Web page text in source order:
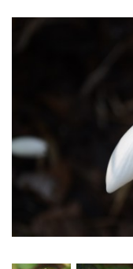
NÁVŠTĚVNÍ KNIHA
OSTRAVICE SRAZY